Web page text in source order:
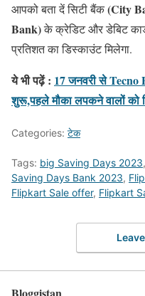
आपको बता दें सिटी बैंक(City
Bank)के क्रेडिट और डेबिट
प्रतिशत का डिस्काउंट मिलेगा.
ये भी पढ़ें : 17 जनवरी से Tecno
शुरू,पहले मौका लपकने वालों को
Categories: टेक
Tags: big Saving Days 2023,
Saving Days Bank 2023,
Flipkart Sale offer, Flipkart
Bloggistan